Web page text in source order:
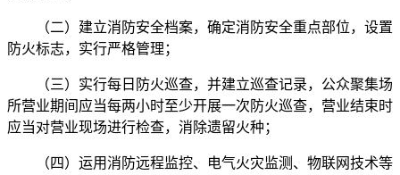
（二）建立消防安全档案，确定消防安全重点部位，设置
防火标志，实行严格管理；
（三）实行每日防火巡查，并建立巡查记录，公众聚集场
所营业期间应当每两小时至少开展一次防火巡查，营业结束时
应当对营业现场进行检查，消除遗留火种；
（四）运用消防远程监控、电气火灾监测、物联网技术等